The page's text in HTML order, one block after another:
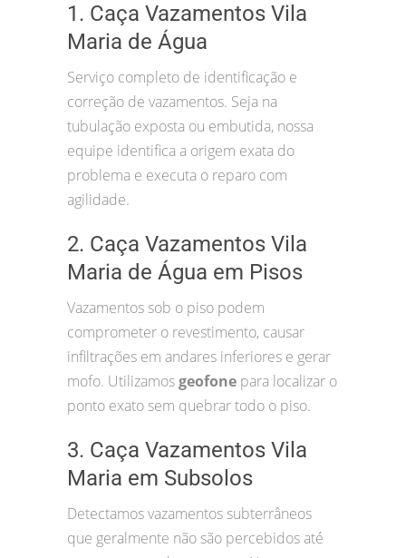
1. Caça Vazamentos Vila
Maria de Água
Serviço completo de identificação e
correção de vazamentos. Seja na
tubulação exposta ou embutida, nossa
equipe identifica a origem exata do
problema e executa o reparo com
agilidade.
2. Caça Vazamentos Vila
Maria de Água em Pisos
Vazamentos sob o piso podem
comprometer o revestimento, causar
infiltrações em andares inferiores e gerar
mofo. Utilizamosgeofone para localizar o
ponto exato sem quebrar todo o piso.
3. Caça Vazamentos Vila
Maria em Subsolos
Detectamos vazamentos subterrâneos
que geralmente não são percebidos até